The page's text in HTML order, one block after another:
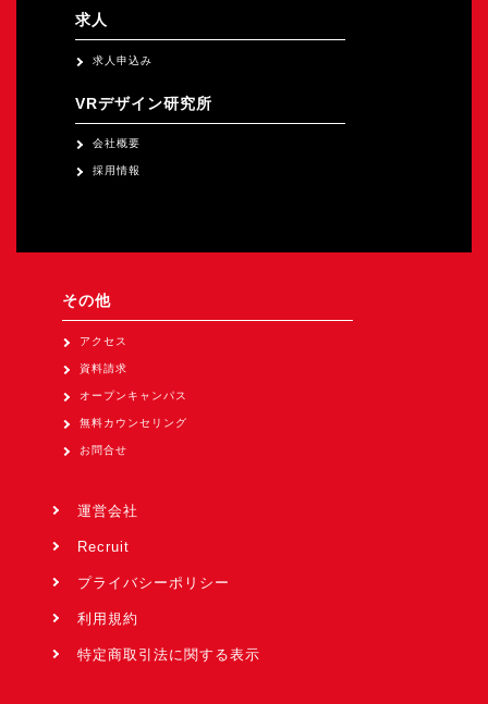
求人
求人申込み
VRデザイン研究所
会社概要
採用情報
その他
アクセス
資料請求
オープンキャンパス
無料カウンセリング
お問合せ
運営会社
Recruit
プライバシーポリシー
利用規約
特定商取引法に関する表示